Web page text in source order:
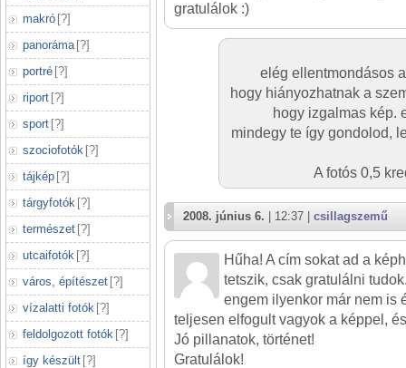
makró [?]
panoráma [?]
portré [?]
riport [?]
sport [?]
szociofotók [?]
tájkép [?]
tárgyfotók [?]
természet [?]
utcaifotók [?]
város, építészet [?]
vízalatti fotók [?]
feldolgozott fotók [?]
így készült [?]
gratulálok :)
elég ellentmondásos
hogy hiányozhatnak a
hogy izgalmas kép.
mindegy te így gondolod,
A fotós 0,5
2008. június 6. | 12:37 | csillagszemű
Hűha! A cím sokat ad a
tetszik, csak gratulálni
engem ilyenkor már nem is
teljesen elfogult vagyok a képpel,
Jó pillanatok, történet!
Gratulálok!